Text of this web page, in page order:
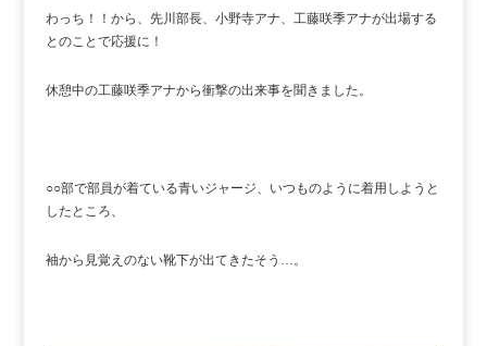
わっち！！から、先川部長、小野寺アナ、工藤咲季アナが出場する
とのことで応援に！
休憩中の工藤咲季アナから衝撃の出来事を聞きました。
○○部で部員が着ている青いジャージ、いつものように着用しようと
したところ、
袖から見覚えのない靴下が出てきたそう…。